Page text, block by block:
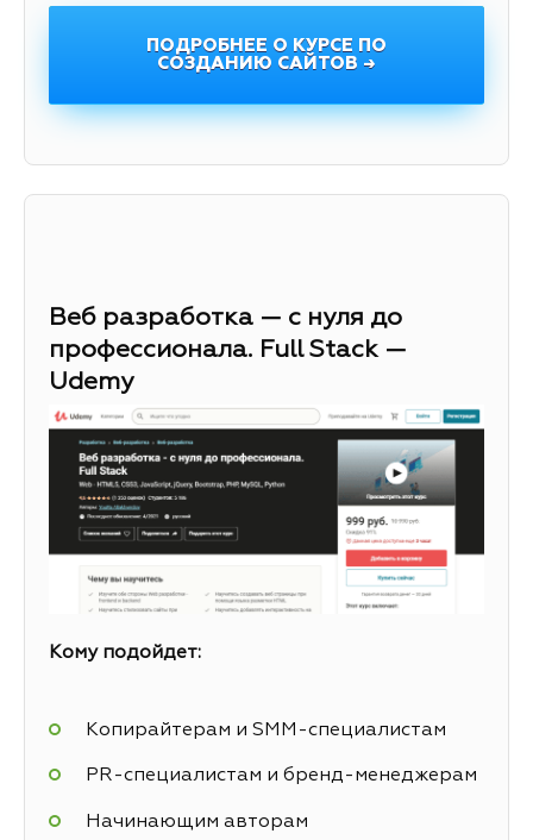
ПОДРОБНЕЕ О КУРСЕ ПО
СОЗДАНИЮ САЙТОВ →
Веб разработка — с нуля до
профессионала. Full Stack —
Udemy
Кому подойдет:
Копирайтерам и SMM-специалистам
PR-специалистам и бренд-менеджерам
Начинающим авторам